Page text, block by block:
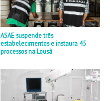
ASAE suspende três
estabelecimentos e instaura 45
processos na Lousã